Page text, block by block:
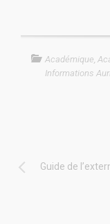
Académique,
Informations
Guide de